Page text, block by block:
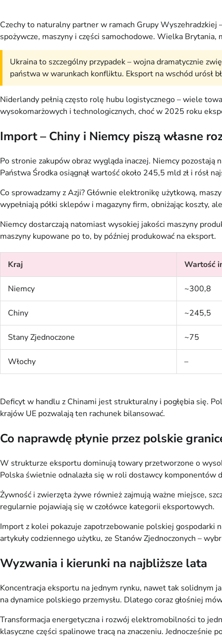
Czechy to naturalny partner w ramach Grupy Wyszehradzkiej
spożywcze, maszyny i części samochodowe. Wielka
Ukraina to szczególny przypadek – wojna dramatycznie
państwa w warunkach konfliktu. Eksport na wschód urósł
Niderlandy pełnią często rolę hubu logistycznego – wiele
wysokomarżowych i technologicznych, choć w 2025 roku
Import – Chiny i Niemcy piszą własne
Po stronie zakupów obraz wygląda inaczej. Niemcy
Państwa Środka osiągnął wartość około 245,5 mld zł i rósł
Co sprowadzamy z Azji? Głównie elektronikę użytkową,
wypełniają półki sklepów i magazyny firm, obniżając koszty,
Niemcy dostarczają natomiast wysokiej jakości maszyny
maszyny kupowane po to, by później produkować na eksport.
Kraj Wartość
Niemcy ~300,8
Chiny ~245,5
Stany Zjednoczone ~75
Włochy –
Deficyt w handlu z Chinami jest strukturalny i pogłębia się.
krajów UE pozwalają ten rachunek bilansować.
Co naprawdę płynie przez polskie
W strukturze eksportu dominują towary przetworzone o
Polska świetnie odnalazła się w roli dostawcy
Żywność i zwierzęta żywe również zajmują ważne miejsce,
regularnie pojawiają się w czołówce kategorii eksportowych.
Import z kolei pokazuje zapotrzebowanie polskiej gospodarki
artykuły codziennego użytku, ze Stanów Zjednoczonych –
Wyzwania i kierunki na najbliższe lata
Koncentracja eksportu na jednym rynku, nawet tak solidnym
na dynamice polskiego przemysłu. Dlatego coraz głośniej
Transformacja energetyczna i rozwój elektromobilności to
klasyczne części spalinowe tracą na znaczeniu.